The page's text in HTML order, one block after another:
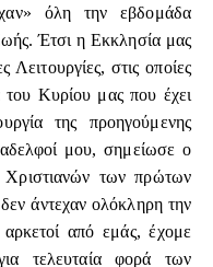
όλη την εβδομάδα
Έτσι η Εκκλησία μας
στις οποίες
Κυρίου μας που έχει
της προηγούμενης
μου, σημείωσε ο
των πρώτων
άντεχαν ολόκληρη την
από εμάς, έχομε
τελευταία φορά των